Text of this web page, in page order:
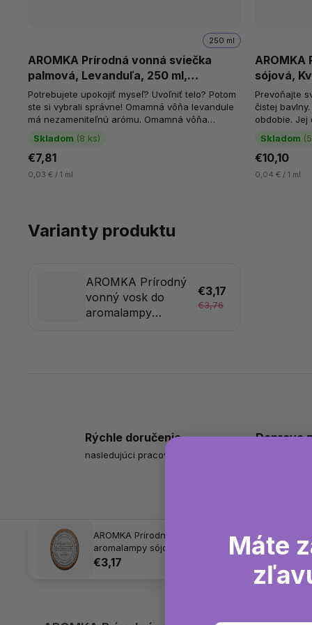
AROMKA Prírodná vonná sviečka
palmová, Levanduľa, 250 ml,
Recyklované sklo
Skladom (8 ks)
250 ml
€7,81
0,03 € / 1 ml
Potrebujete upokojiť myseľ? Uvoľniť telo? Potom
ste si vybrali správne! Omamná vôňa levandule
má nezameniteľnú arómu. Omamná vôňa
levandule. Certifikovaný palmový vosk RSPO....
AROMKA
sójová,
Skladom
€10,10
0,04 € / 1 ml
Prevoňajte
čistej
obdobie. Jej
Varianty produktu
AROMKA Prírodný
vonný vosk do
aromalampy
€3,17
€3,76
Rýchle doručenie
nasledujúci pracovný deň
Doprava
AROMKA Prírodný vonný vosk do
aromalampy sójový, Agarové drevo, 35 g
€3,17
Máte